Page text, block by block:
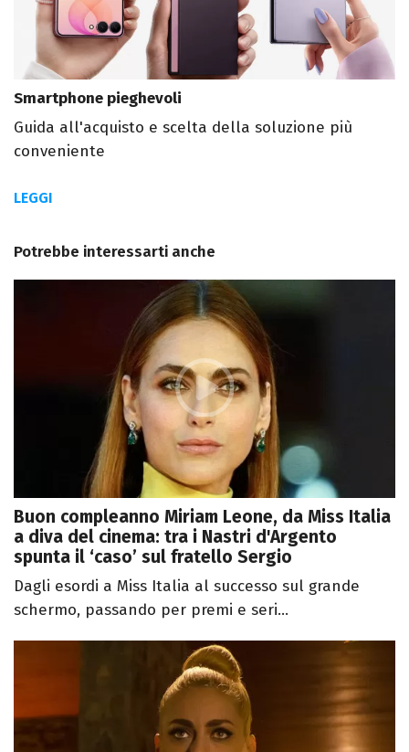
Smartphone pieghevoli
Guida all'acquisto e scelta della soluzione più
conveniente
LEGGI
Potrebbe interessarti anche
Buon compleanno Miriam Leone, da Miss Italia
a diva del cinema: tra i Nastri d'Argento
spunta il ‘caso’ sul fratello Sergio
Dagli esordi a Miss Italia al successo sul grande
schermo, passando per premi e seri...